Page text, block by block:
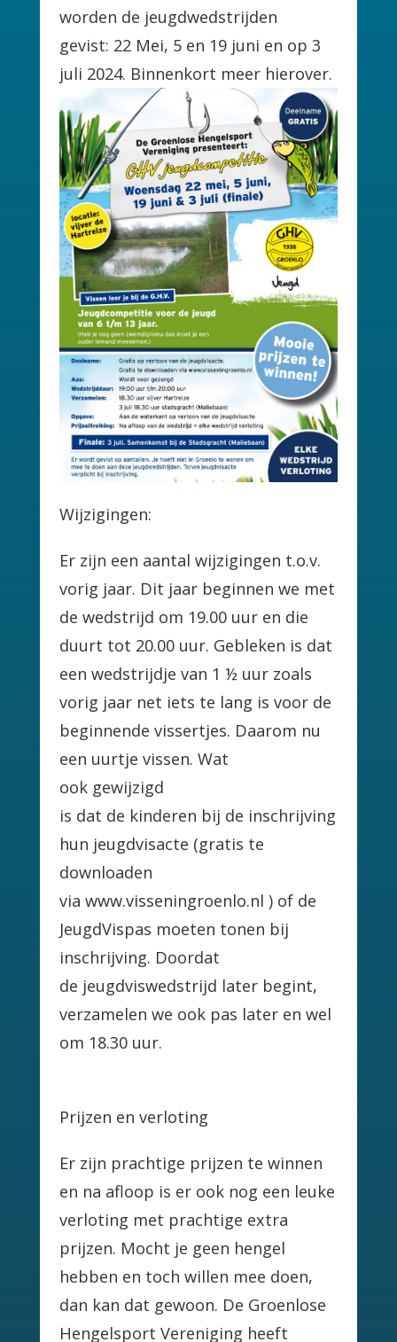
worden de jeugdwedstrijden
gevist: 22 Mei, 5 en 19 juni en op 3
juli 2024. Binnenkort meer hierover.
Wijzigingen:
Er zijn een aantal wijzigingen t.o.v.
vorig jaar. Dit jaar beginnen we met
de wedstrijd om 19.00 uur en die
duurt tot 20.00 uur. Gebleken is dat
een wedstrijdje van 1 ½ uur zoals
vorig jaar net iets te lang is voor de
beginnende vissertjes. Daarom nu
een uurtje vissen. Wat
ook gewijzigd
is dat de kinderen bij de inschrijving
hun jeugdvisacte (gratis te
downloaden
via www.visseningroenlo.nl ) of de
JeugdVispas moeten tonen bij
inschrijving. Doordat
de jeugdviswedstrijd later begint,
verzamelen we ook pas later en wel
om 18.30 uur.
Prijzen en verloting
Er zijn prachtige prijzen te winnen
en na afloop is er ook nog een leuke
verloting met prachtige extra
prijzen. Mocht je geen hengel
hebben en toch willen mee doen,
dan kan dat gewoon. De Groenlose
Hengelsport Vereniging heeft